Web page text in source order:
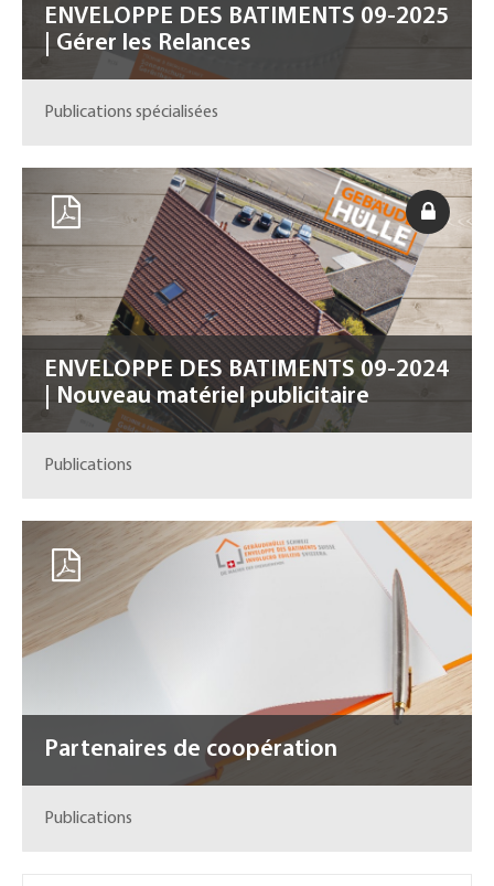
ENVELOPPE DES BATIMENTS 09-2025
| Gérer les Relances
Publications spécialisées
ENVELOPPE DES BATIMENTS 09-2024
| Nouveau matériel publicitaire
Publications
Partenaires de coopération
Publications